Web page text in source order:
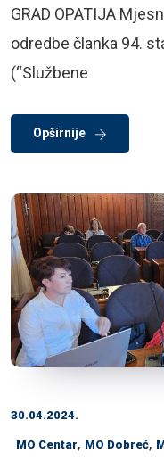
GRAD OPATIJA
odredbe članka 94.
(“Službene
Opširnije
30.04.2024.
MO Centar, MO Dobreć,